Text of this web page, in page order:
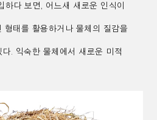
하다 보면, 어느새 새로운 인식이
형태를 활용하거나 물체의 질감을
. 익숙한 물체에서 새로운 미적